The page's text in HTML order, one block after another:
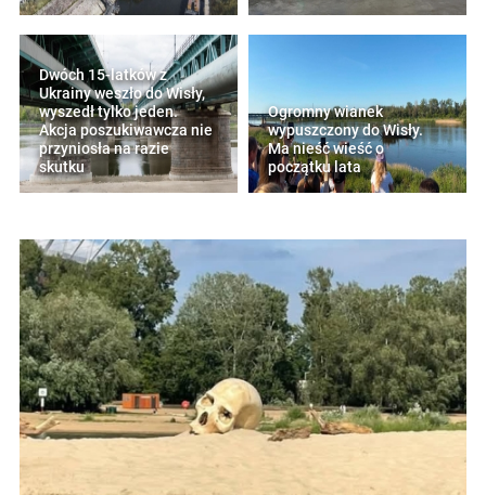
Dwóch 15-latków z
Ukrainy weszło do Wisły,
wyszedł tylko jeden.
Akcja poszukiwawcza nie
przyniosła na razie
skutku
Ogromny wianek
wypuszczony do Wisły.
Ma nieść wieść o
początku lata